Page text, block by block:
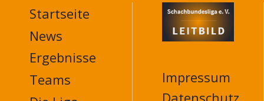
MAIN
NAVIGATION
FOOTER
Startseite
News
Ergebnisse
Teams
Impressum